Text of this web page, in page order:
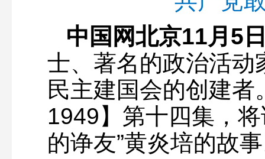
中国网北京11月5
士、著名的政治活动
民主建国会的创建
1949】第十四集，
的诤友”黄炎培的故